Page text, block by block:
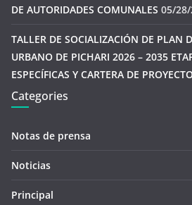
DE AUTORIDADES COMUNALES 05/
TALLER DE SOCIALIZACIÓN DE PLAN
URBANO DE PICHARI 2026 – 2035
ESPECÍFICAS Y CARTERA DE
Categories
Notas de prensa
Noticias
Principal